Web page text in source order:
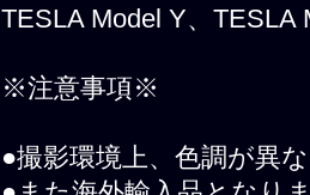
TESLA Model Y、TESLA
※注意事項※
●撮影環境上、色調が異